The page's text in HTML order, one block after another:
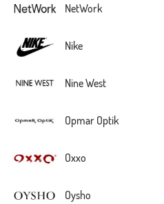
NetWork
Nike
Nine West
Opmar Optik
Oxxo
Oysho